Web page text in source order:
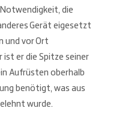
die
Gerät eigesetzt
und vor Ort
er die Spitze seiner
Aufrüsten oberhalb
benötigt, was aus
wurde.